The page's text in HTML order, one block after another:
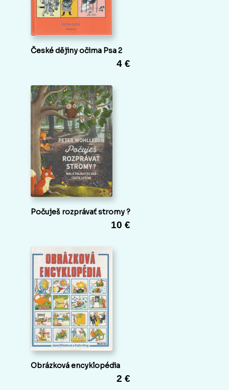
České dějiny očima Psa 2
4 €
Počuješ rozprávať stromy ?
10 €
Obrázková encyklopédia
2 €